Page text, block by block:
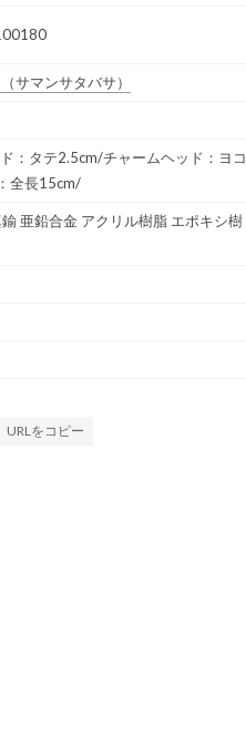
（サマンサタバサ）
：タテ2.5cm/チャームヘッド：ヨコ
全長15cm/
亜鉛合金 アクリル樹脂 エポキシ樹
URLをコピー